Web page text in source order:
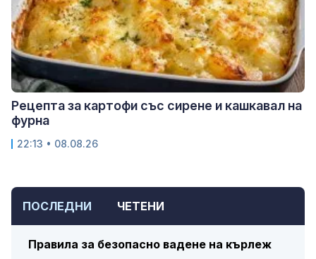
ПОСЛЕДНИ ЧЕТЕНИ
Правила за безопасно вадене на кърлеж
Рецепта за картофи със сирене и кашкавал на
фурна
22:13 • 08.08.26